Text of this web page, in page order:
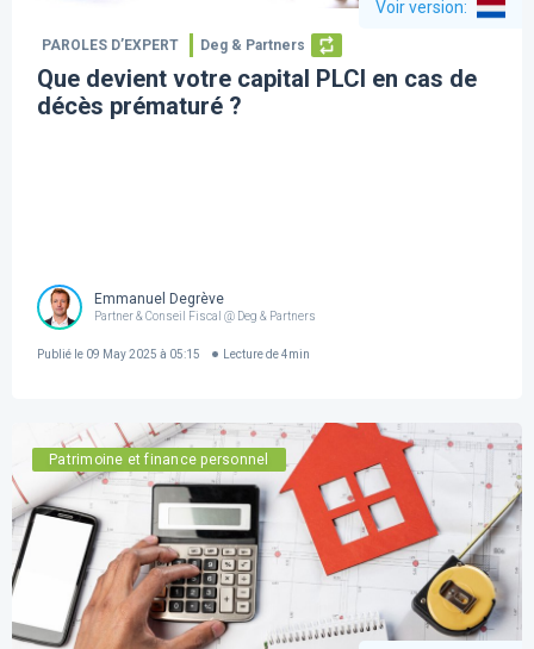
Voir version:
PAROLES D’EXPERT Deg & Partners
Que devient votre capital PLCI en cas de
décès prématuré ?
Emmanuel Degrève
Partner & Conseil Fiscal @ Deg & Partners
Publié le 09 May 2025 à 05:15 Lecture de 4min
Patrimoine et finance personnel